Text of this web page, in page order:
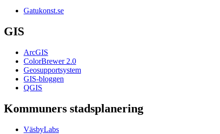
Gatukonst.se
GIS
ArcGIS
ColorBrewer 2.0
Geosupportsystem
GIS-bloggen
QGIS
Kommuners stadsplanering
VäsbyLabs